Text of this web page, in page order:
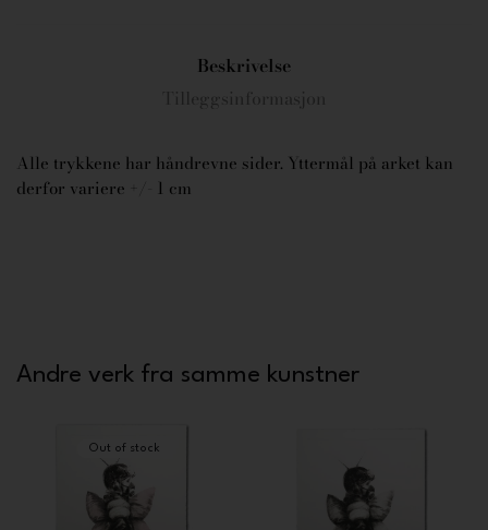
Beskrivelse
Tilleggsinformasjon
Alle trykkene har håndrevne sider. Yttermål på arket kan
derfor variere +/- 1 cm
Andre verk fra samme kunstner
Out of stock